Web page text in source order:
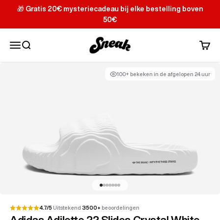
Doorgaan naar inhoud
🎁 Gratis 20€ mysteriecadeau bij elke bestelling boven
50€
MenuZoeken
Sneak
100+ bekeken in de afgelopen 24 uur
4.7/5 Uitstekend 3500+ beoordelingen